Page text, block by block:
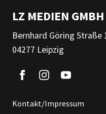
LZ MEDIEN GMBH
Bernhard Göring Straße
04277 Leipzig
Kontakt/Impressum